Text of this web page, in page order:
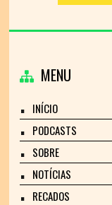
MENU
INÍCIO
PODCASTS
SOBRE
NOTÍCIAS
RECADOS